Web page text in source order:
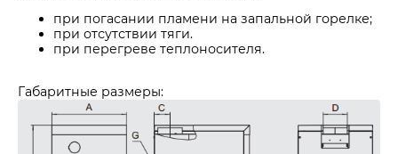
при погасании пламени на запальной горелке;
при отсутствии тяги.
при перегреве теплоносителя.
Габаритные размеры: